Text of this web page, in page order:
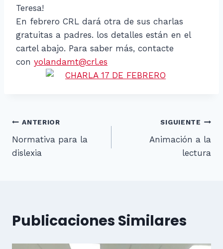
Teresa!
En febrero CRL dará otra de sus charlas
gratuitas a padres. los detalles están en el
cartel abajo. Para saber más, contacte
con yolandamt@crl.es
Navegación
de
ANTERIOR
Normativa para la
dislexia
SIGUIENTE
Animación a la
lectura
Publicaciones Similares